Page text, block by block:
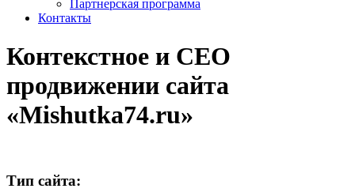
Партнерская программа
Контакты
Контекстное и CEO
продвижении сайта
«Mishutka74.ru»
Тип сайта: